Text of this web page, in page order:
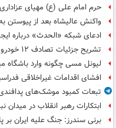
حرم امام علی (ع) مهیای
واکنش عالیشاه بعد از پیوستن
ادعای شبکه «الحدث» درباره
تشریح جزئیات تصادف ۱۲ خودرو با ۱۹ مصدوم
لیونل مسی چگونه وارد باشگاه
افشای اقدامات غیراخلاقی
تبعات کمبود موشک‌های
ابتکارات رهبر انقلاب در میدان
برنی سندرز: جنگ علیه ایران بر